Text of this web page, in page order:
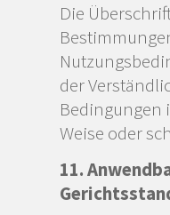
Die
der
Bedingungen
Weise oder
11.